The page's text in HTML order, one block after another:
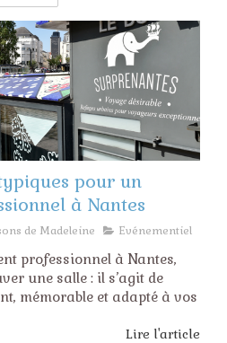
pour un
à Nantes
de Madeleine Evénementiel
professionnel à Nantes,
une salle : il s’agit de
mémorable et adapté à vos
Lire l'article